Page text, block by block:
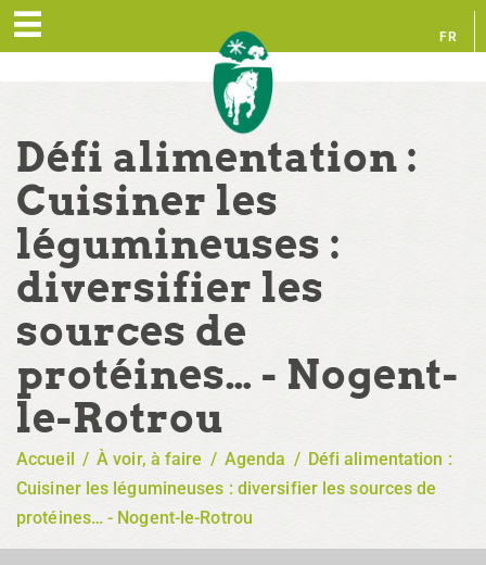
FR
Défi alimentation :
Cuisiner les
légumineuses :
diversifier les
sources de
protéines… - Nogent-
le-Rotrou
Accueil / À voir, à faire / Agenda / Défi alimentation :
Cuisiner les légumineuses : diversifier les sources de
protéines… - Nogent-le-Rotrou